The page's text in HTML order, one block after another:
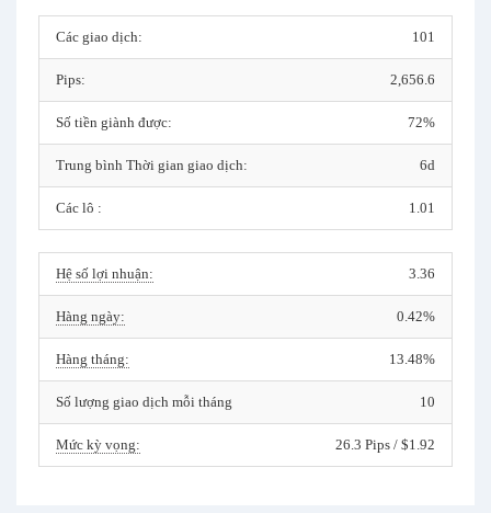
Các giao dịch: 101
Pips: 2,656.6
Số tiền giành được: 72%
Trung bình Thời gian giao dịch: 6d
Các lô : 1.01
Hệ số lợi nhuận: 3.36
Hàng ngày: 0.42%
Hàng tháng: 13.48%
Số lượng giao dịch mỗi tháng 10
Mức kỳ vọng: 26.3 Pips / $1.92